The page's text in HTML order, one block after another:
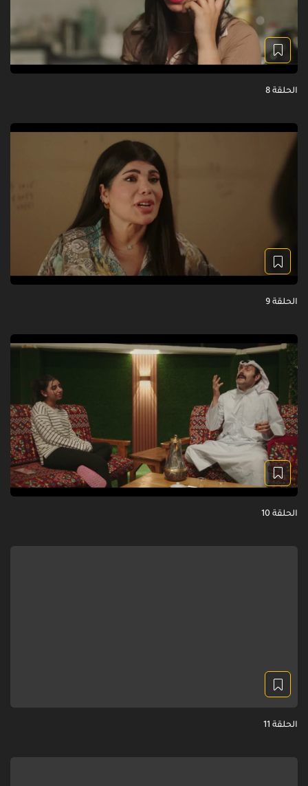
الحلقة 8
الحلقة 9
الحلقة 10
الحلقة 11